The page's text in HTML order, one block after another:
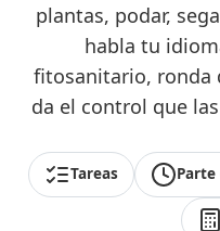
plantas, podar,
habla tu
fitosanitario,
da el control que
Tareas Parte